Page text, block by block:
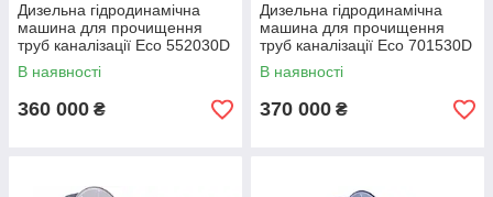
Дизельна гідродинамічна
машина для прочищення
труб каналізації Eco 552030D
В наявності
360 000 ₴
Дизельна гідродинамічна
машина для прочищення
труб каналізації Eco 701530D
В наявності
370 000 ₴